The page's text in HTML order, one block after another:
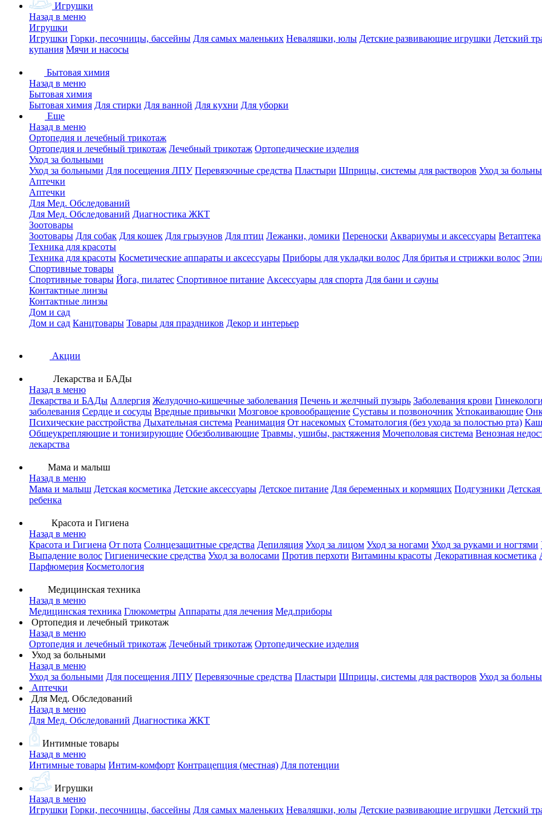
Игрушки
Назад в меню
Игрушки
Игрушки Горки, песочницы, бассейны Для самых маленьких Неваляшки, юлы Детские развивающие игрушки Детский
купания Мячи и насосы
Бытовая химия
Назад в меню
Бытовая химия
Бытовая химия Для стирки Для ванной Для кухни Для уборки
Еще
Назад в меню
Ортопедия и лечебный трикотаж
Ортопедия и лечебный трикотаж Лечебный трикотаж Ортопедические изделия
Уход за больными
Уход за больными Для посещения ЛПУ Перевязочные средства Пластыри Шприцы, системы для растворов Уход за
Аптечки
Аптечки
Для Мед. Обследований
Для Мед. Обследований Диагностика ЖКТ
Зоотовары
Зоотовары Для собак Для кошек Для грызунов Для птиц Лежанки, домики Переноски Аквариумы и аксессуары Ветаптека
Техника для красоты
Техника для красоты Косметические аппараты и аксессуары Приборы для укладки волос Для бритья и стрижки волос
Спортивные товары
Спортивные товары Йога, пилатес Спортивное питание Аксессуары для спорта Для бани и сауны
Контактные линзы
Контактные линзы
Дом и сад
Дом и сад Канцтовары Товары для праздников Декор и интерьер
Акции
Лекарства и БАДы
Назад в меню
Лекарства и БАДы Аллергия Желудочно-кишечные заболевания Печень и желчный пузырь Заболевания крови
заболевания Сердце и сосуды Вредные привычки Мозговое кровообращение Суставы и позвоночник Успокаивающие
Психические расстройства Дыхательная система Реанимация От насекомых Стоматология (без ухода за полостью рта)
Общеукрепляющие и тонизирующие Обезболивающие Травмы, ушибы, растяжения Мочеполовая система Венозная
лекарства
Мама и малыш
Назад в меню
Мама и малыш Детская косметика Детские аксессуары Детское питание Для беременных и кормящих Подгузники
ребенка
Красота и Гигиена
Назад в меню
Красота и Гигиена От пота Солнцезащитные средства Депиляция Уход за лицом Уход за ногами Уход за руками и ногтями
Выпадение волос Гигиенические средства Уход за волосами Против перхоти Витамины красоты Декоративная косметика
Парфюмерия Косметология
Медицинская техника
Назад в меню
Медицинская техника Глюкометры Аппараты для лечения Мед.приборы
Ортопедия и лечебный трикотаж
Назад в меню
Ортопедия и лечебный трикотаж Лечебный трикотаж Ортопедические изделия
Уход за больными
Назад в меню
Уход за больными Для посещения ЛПУ Перевязочные средства Пластыри Шприцы, системы для растворов Уход за
Аптечки
Для Мед. Обследований
Назад в меню
Для Мед. Обследований Диагностика ЖКТ
Интимные товары
Назад в меню
Интимные товары Интим-комфорт Контрацепция (местная) Для потенции
Игрушки
Назад в меню
Игрушки Горки, песочницы, бассейны Для самых маленьких Неваляшки, юлы Детские развивающие игрушки Детский